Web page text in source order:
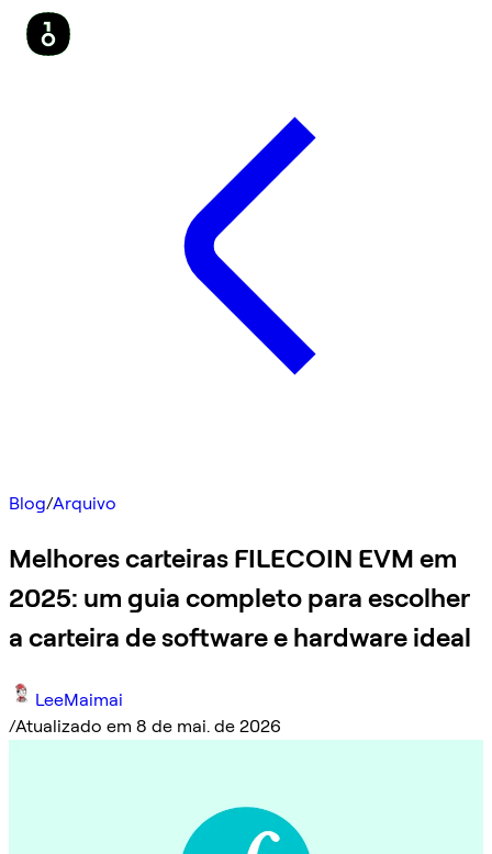
Blog/Arquivo
Melhores carteiras FILECOIN EVM em
2025: um guia completo para escolher
a carteira de software e hardware ideal
LeeMaimai
/Atualizado em 8 de mai. de 2026